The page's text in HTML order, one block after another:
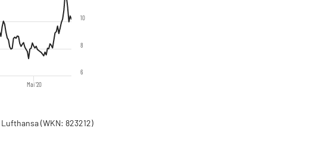
Mai '20
6
8
10
Lufthansa(WKN: 823212)